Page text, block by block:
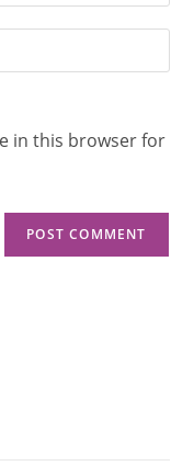
in this browser for